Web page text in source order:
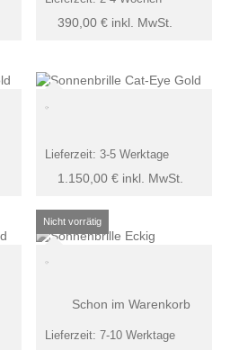
390,00€ inkl. MwSt.
1.150,00€ inkl. MwSt.
Lieferzeit:3-5 Werktage
Lieferzeit:7-10 Werktage
Schon im Warenkorb